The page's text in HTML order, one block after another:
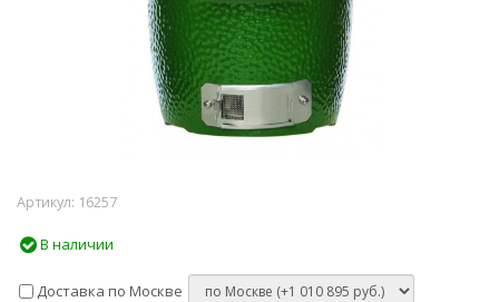
Артикул: 16257
В наличии
Доставка по Москве